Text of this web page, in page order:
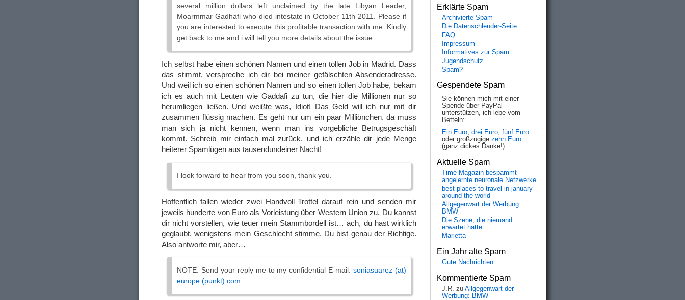
several million dollars left unclaimed by the late Libyan Leader,
Moarmmar Gadhafi who died intestate in October 11th 2011. Please if
you are interested to execute this profitable transaction with me. Kindly
get back to me and i will tell you more details about the issue.
Ich selbst habe einen schönen Namen und einen tollen Job in Madrid. Dass
das stimmt, verspreche ich dir bei meiner gefälschten Absenderadresse.
Und weil ich so einen schönen Namen und so einen tollen Job habe, bekam
ich es auch mit Leuten wie Gaddafi zu tun, die hier die Millionen nur so
herumliegen ließen. Und weißte was, Idiot! Das Geld will ich nur mit dir
zusammen flüssig machen. Es geht nur um ein paar Milliönchen, da muss
man sich ja nicht kennen, wenn man ins vorgebliche Betrugsgeschäft
kommt. Schreib mir einfach mal zurück, und ich erzähle dir jede Menge
heiterer Spamlügen aus tausendundeiner Nacht!
I look forward to hear from you soon, thank you.
Hoffentlich fallen wieder zwei Handvoll Trottel darauf rein und senden mir
jeweils hunderte von Euro als Vorleistung über Western Union zu. Du kannst
dir nicht vorstellen, wie teuer mein Stammbordell ist… ach, du hast wirklich
geglaubt, wenigstens mein Geschlecht stimme. Du bist genau der Richtige.
Also antworte mir, aber…
NOTE: Send your reply me to my confidential E-mail:soniasuarez (at)
europe (punkt) com
Erklärte Spam
Archivierte Spam
Die Datenschleuder-Seite
FAQ
Impressum
Informatives zur Spam
Jugendschutz
Spam?
Gespendete Spam
Sie können mich mit einer
Spende über PayPal
unterstützen, ich lebe vom
Betteln:
Ein Euro, drei Euro, fünf Euro
oder großzügige zehn Euro
(ganz dickes Danke!)
Aktuelle Spam
Time-Magazin bespammt
angelernte neuronale Netzwerke
best places to travel in january
around the world
Allgegenwart der Werbung:
BMW
Die Szene, die niemand
erwartet hatte
Marietta
Ein Jahr alte Spam
Gute Nachrichten
Kommentierte Spam
J.R. zu Allgegenwart der
Werbung: BMW